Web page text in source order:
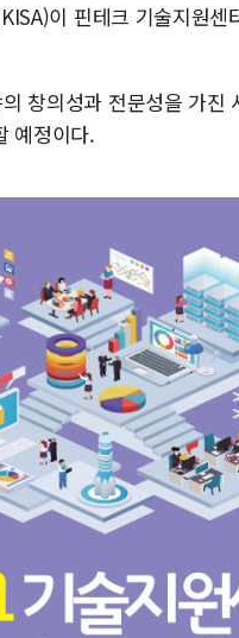
이 핀테크 기술지원센
창의성과 전문성을 가진
예정이다.